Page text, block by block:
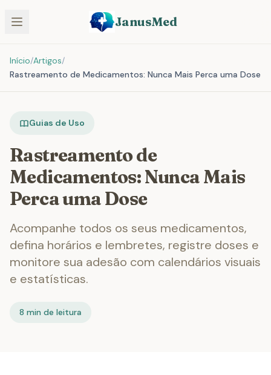
JanusMed
Início/Artigos/
Rastreamento de Medicamentos: Nunca Mais Perca uma Dose
Guias de Uso
Rastreamento de
Medicamentos: Nunca Mais
Perca uma Dose
Acompanhe todos os seus medicamentos,
defina horários e lembretes, registre doses e
monitore sua adesão com calendários visuais
e estatísticas.
8 min de leitura